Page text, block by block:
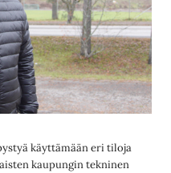
käyttämään eri tiloja
kaupungin tekninen